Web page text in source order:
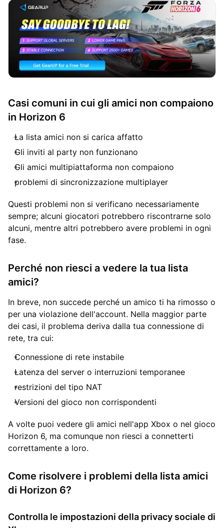
Casi comuni in cui gli amici non compaiono
in Horizon 6
La lista amici non si carica affatto
Gli inviti al party non funzionano
Gli amici multipiattaforma non compaiono
problemi di sincronizzazione multiplayer
Questi problemi non si verificano necessariamente
sempre; alcuni giocatori potrebbero riscontrarne solo
alcuni, mentre altri potrebbero avere problemi in ogni
fase.
Perché non riesci a vedere la tua lista
amici?
In breve, non succede perché un amico ti ha rimosso o
per una violazione dell'account. Nella maggior parte
dei casi, il problema deriva dalla tua connessione di
rete, tra cui:
Connessione di rete instabile
Latenza del server o interruzioni temporanee
restrizioni del tipo NAT
Versioni del gioco non corrispondenti
A volte puoi vedere gli amici nell'app Xbox o nel gioco
Horizon 6, ma comunque non riesci a connetterti
correttamente a loro.
Come risolvere i problemi della lista amici
di Horizon 6?
Controlla le impostazioni della privacy sociale di